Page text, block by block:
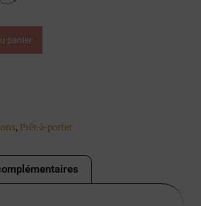
panier
, Prêt-à-porter